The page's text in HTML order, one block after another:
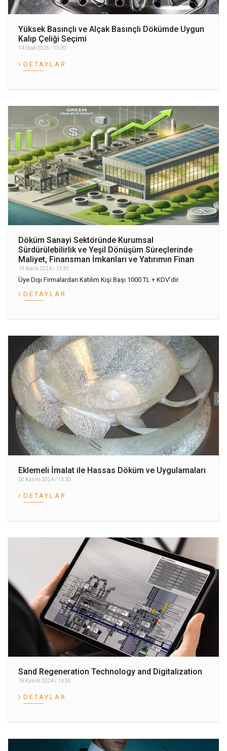
Yüksek Basınçlı ve Alçak Basınçlı Dökümde Uygun
Kalıp Çeliği Seçimi
14 Ocak 2025 / 13:30
DETAYLAR
Döküm Sanayi Sektöründe Kurumsal
Sürdürülebilirlik ve Yeşil Dönüşüm Süreçlerinde
Maliyet, Finansman İmkanları ve Yatırımın Finan
19 Aralık 2024 / 13:30
Üye Dışı Firmalardan Katılım Kişi Başı 1000 TL + KDV’dir.
DETAYLAR
Eklemeli İmalat ile Hassas Döküm ve Uygulamaları
26 Kasım 2024 / 13:30
DETAYLAR
Sand Regeneration Technology and Digitalization
19 Kasım 2024 / 13:30
DETAYLAR